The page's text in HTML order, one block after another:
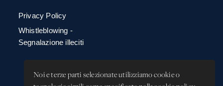
Noi e terze parti selezionate utilizziamo cookie o
Privacy Policy
Whistleblowing -
Segnalazione illeciti